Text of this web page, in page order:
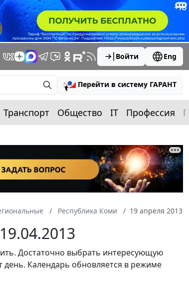
Войти Eng
Перейти в систему ГАРАНТ
Транспорт Общество IT Профессия
Республика Коми 19 апреля 2013
Достаточно выбрать интересующую
день. Календарь обновляется в режиме